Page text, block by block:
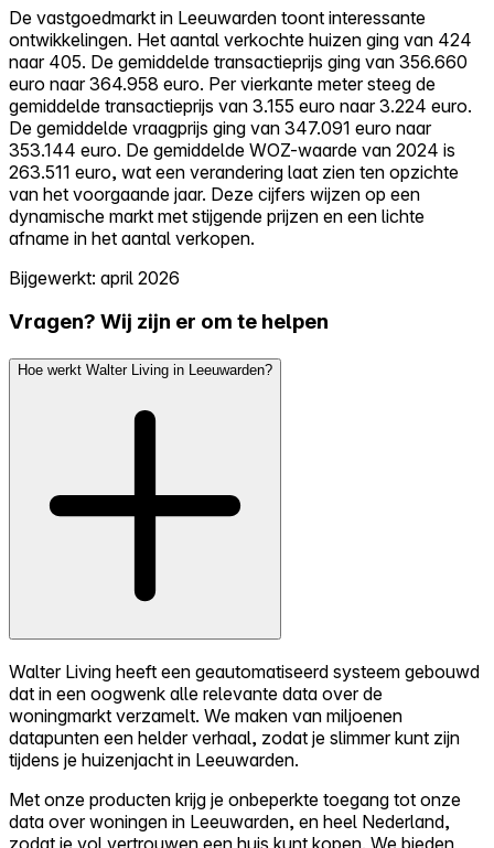
De vastgoedmarkt in Leeuwarden toont interessante
ontwikkelingen. Het aantal verkochte huizen ging van 424
naar 405. De gemiddelde transactieprijs ging van 356.660
euro naar 364.958 euro. Per vierkante meter steeg de
gemiddelde transactieprijs van 3.155 euro naar 3.224 euro.
De gemiddelde vraagprijs ging van 347.091 euro naar
353.144 euro. De gemiddelde WOZ-waarde van 2024 is
263.511 euro, wat een verandering laat zien ten opzichte
van het voorgaande jaar. Deze cijfers wijzen op een
dynamische markt met stijgende prijzen en een lichte
afname in het aantal verkopen.
Bijgewerkt: april 2026
Vragen? Wij zijn er om te helpen
Hoe werkt Walter Living in Leeuwarden?
Walter Living heeft een geautomatiseerd systeem gebouwd
dat in een oogwenk alle relevante data over de
woningmarkt verzamelt. We maken van miljoenen
datapunten een helder verhaal, zodat je slimmer kunt zijn
tijdens je huizenjacht in Leeuwarden.
Met onze producten krijg je onbeperkte toegang tot onze
data over woningen in Leeuwarden, en heel Nederland,
zodat je vol vertrouwen een huis kunt kopen. We bieden